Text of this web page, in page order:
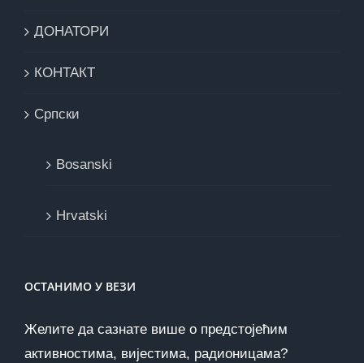
ДОНАТОРИ
КОНТАКТ
Cрпски
Bosanski
Hrvatski
ОСТАНИМО У ВЕЗИ
Желите да сазнате више о предстојећим
активностима, вијестима, радионицама?